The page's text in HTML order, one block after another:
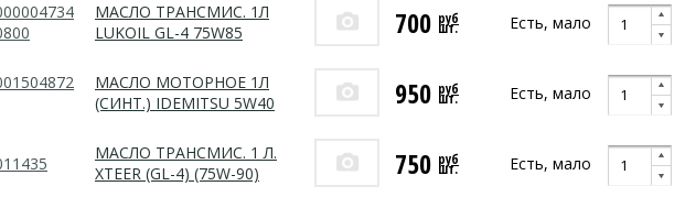
МАСЛО ТРАНСМИС. 1Л
LUKOIL GL-4 75W85
700 руб
шт. Есть, мало
МАСЛО МОТОРНОЕ 1Л
(СИНТ.) IDEMITSU 5W40
950 руб
шт. Есть, мало
МАСЛО ТРАНСМИС. 1 Л.
XTEER (GL-4) (75W-90)
750 руб
шт. Есть, мало